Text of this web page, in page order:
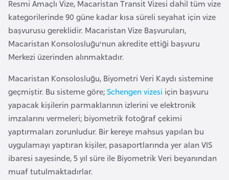
e
m
l
e
r
i
Resmi Amaçlı Vize, Macaristan Transit Vizesi dahil tüm vize
kategorilerinde 90 güne kadar kısa süreli seyahat için vize
başvurusu gereklidir. Macaristan Vize Başvuruları,
Macaristan Konsolosluğu'nun akredite ettiği başvuru
Merkezi üzerinden alınmaktadır.
Macaristan Konsolosluğu, Biyometri Veri Kaydı sistemine
geçmiştir. Bu sisteme göre;Schengen vizesi için başvuru
yapacak kişilerin parmaklarının izlerini ve elektronik
imzalarını vermeleri; biyometrik fotoğraf çekimi
yaptırmaları zorunludur. Bir kereye mahsus yapılan bu
uygulamayı yaptıran kişiler, pasaportlarında yer alan VIS
ibaresi sayesinde, 5 yıl süre ile Biyometrik Veri beyanından
muaf tutulmaktadırlar.
y
a
A
e
r
b
a
y
c
a
n